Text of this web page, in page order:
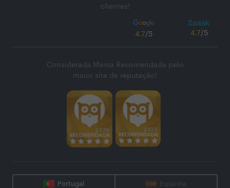
clientes!
4.7/5 4.7/5
Considerada Marca Recomendada pelo
maior site de reputação!
Portugal Espanha